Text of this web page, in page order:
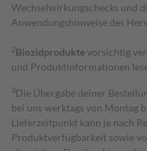
Wechselwirkungschecks und
Anwendungshinweise des
2Biozidproduktevorsichtig
und Produktinformationen
3Die Übergabe deiner
bei uns werktags von Montag
Lieferzeitpunkt kann je nach
Produktverfügbarkeit sowie